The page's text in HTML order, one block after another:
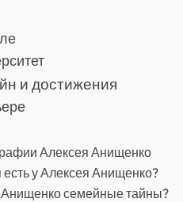
и достижения
Алексея Анищенко
у Алексея Анищенко?
Анищенко семейные тайны?